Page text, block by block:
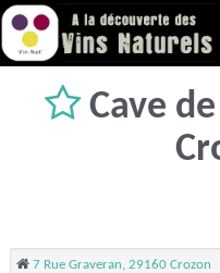
Cave
7 Rue Graveran, 29160 Crozon